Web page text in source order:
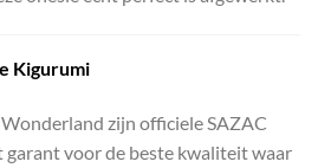
Kigurumi
zijn officiele SAZAC
garant voor de beste kwaliteit waar